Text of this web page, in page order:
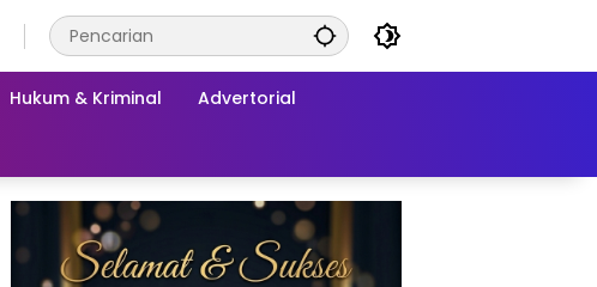
Hukum & Kriminal Advertorial